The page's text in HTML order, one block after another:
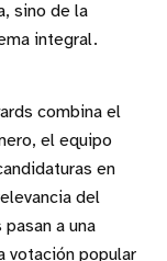
sino de la
integral.
combina el
el equipo
en
del
a una
votación popular